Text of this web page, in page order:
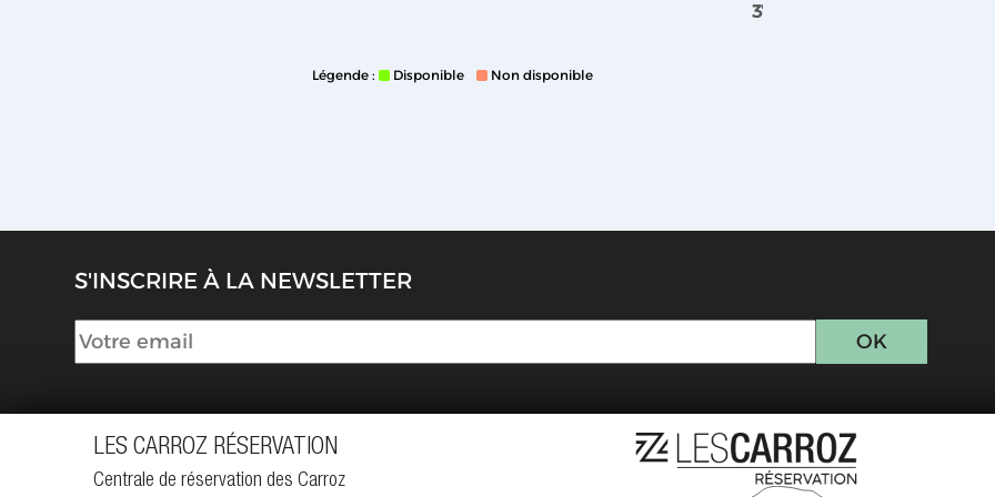
373,38 €
Légende : Disponible Non disponible
S'INSCRIRE À LA NEWSLETTER
LES CARROZ RÉSERVATION
Centrale de réservation des Carroz